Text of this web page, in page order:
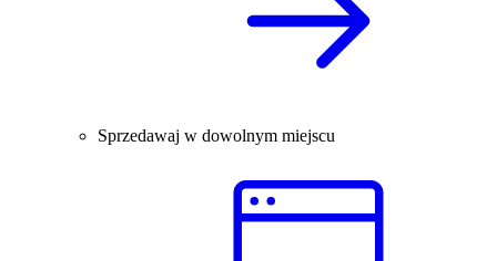
Sprzedawaj w dowolnym miejscu